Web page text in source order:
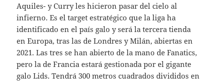
Aquiles- y Curry les hicieron pasar del cielo al
infierno. Es el target estratégico que la liga ha
identificado en el país galo y será la tercera tienda
en Europa, tras las de Londres y Milán, abiertas en
2021. Las tres se han abierto de la mano de Fanatics,
pero la de Francia estará gestionada por el gigante
galo Lids. Tendrá 300 metros cuadrados divididos en